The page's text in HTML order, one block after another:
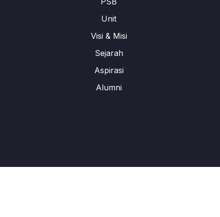
Unit
Visi & Misi
Sejarah
Aspirasi
Alumni